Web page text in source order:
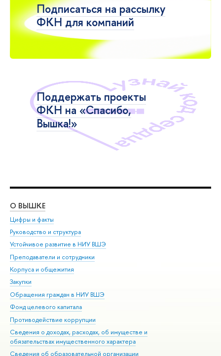
Подписаться на рассылку
ФКН для компаний
Поддержать проекты
ФКН на «Спасибо,
Вышка!»
О ВЫШКЕ
Цифры и факты
Руководство и структура
Устойчивое развитие в НИУ ВШЭ
Преподаватели и сотрудники
Корпуса и общежития
Закупки
Обращения граждан в НИУ ВШЭ
Фонд целевого капитала
Противодействие коррупции
Сведения о доходах, расходах, об имуществе и
обязательствах имущественного характера
Сведения об образовательной организации